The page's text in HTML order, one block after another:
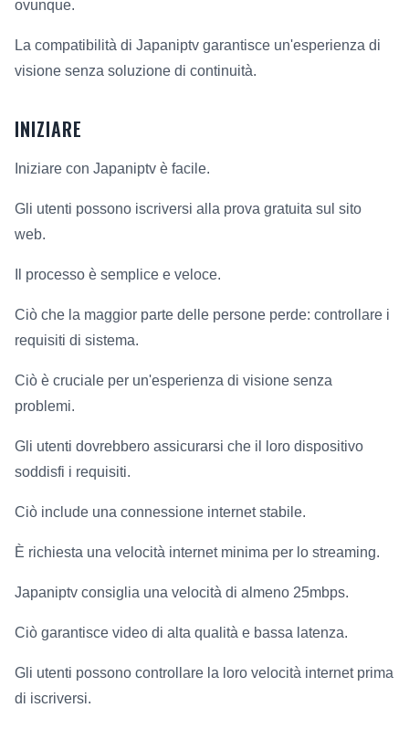
ovunque.
La compatibilità di Japaniptv garantisce un'esperienza di
visione senza soluzione di continuità.
INIZIARE
Iniziare con Japaniptv è facile.
Gli utenti possono iscriversi alla prova gratuita sul sito
web.
Il processo è semplice e veloce.
Ciò che la maggior parte delle persone perde: controllare i
requisiti di sistema.
Ciò è cruciale per un'esperienza di visione senza
problemi.
Gli utenti dovrebbero assicurarsi che il loro dispositivo
soddisfi i requisiti.
Ciò include una connessione internet stabile.
È richiesta una velocità internet minima per lo streaming.
Japaniptv consiglia una velocità di almeno 25mbps.
Ciò garantisce video di alta qualità e bassa latenza.
Gli utenti possono controllare la loro velocità internet prima
di iscriversi.